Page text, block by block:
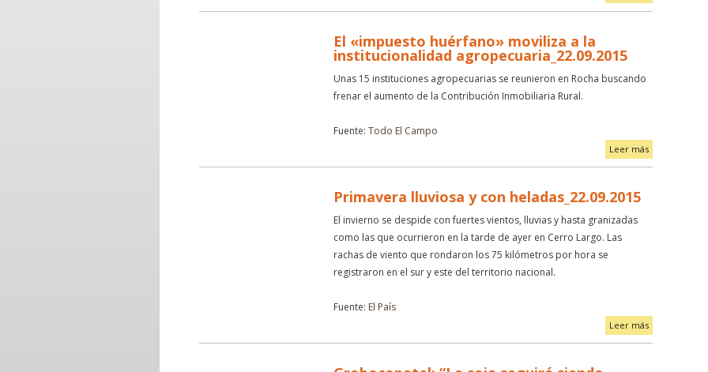
El «impuesto huérfano» moviliza a la
institucionalidad agropecuaria_22.09.2015
Unas 15 instituciones agropecuarias se reunieron en Rocha buscando
frenar el aumento de la Contribución Inmobiliaria Rural.
Fuente: Todo El Campo
Leer más
Primavera lluviosa y con heladas_22.09.2015
El invierno se despide con fuertes vientos, lluvias y hasta granizadas
como las que ocurrieron en la tarde de ayer en Cerro Largo. Las
rachas de viento que rondaron los 75 kilómetros por hora se
registraron en el sur y este del territorio nacional.
Fuente: El País
Leer más